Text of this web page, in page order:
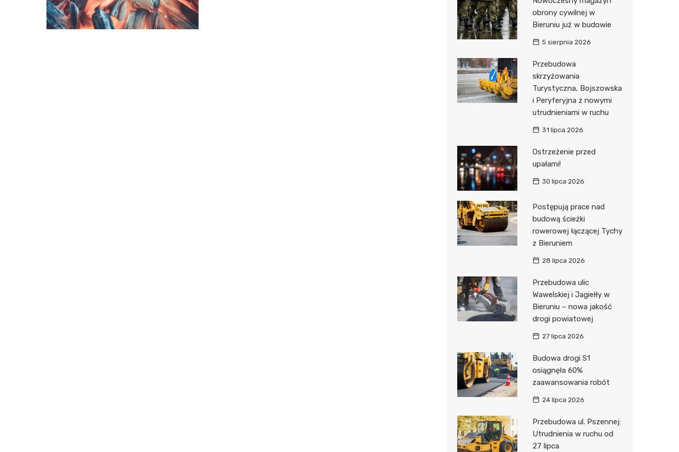
Pozostałe
Sport i rozrywka
Zwierzęta
Sklepy specjalistyczne
Usługi
obrony cywilnej w
Bieruniu już w budowie
5 sierpnia 2026
Przebudowa
skrzyżowania
Turystyczna, Bojszowska
i Peryferyjna z nowymi
utrudnieniami w ruchu
31 lipca 2026
Ostrzeżenie przed
upałami!
30 lipca 2026
Postępują prace nad
budową ścieżki
rowerowej łączącej Tychy
z Bieruniem
28 lipca 2026
Przebudowa ulic
Wawelskiej i Jagiełły w
Bieruniu – nowa jakość
drogi powiatowej
27 lipca 2026
Budowa drogi S1
osiągnęła 60%
zaawansowania robót
24 lipca 2026
Przebudowa ul. Pszennej:
Utrudnienia w ruchu od
27 lipca